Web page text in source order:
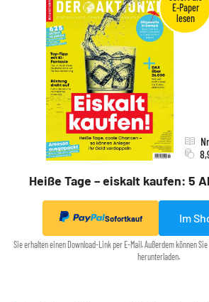
Heiße Tage – eiskalt kaufen: 5
Sofortkauf Im
Sie erhalten einen Download-Link per E-Mail. Außerdem können
herunterladen.